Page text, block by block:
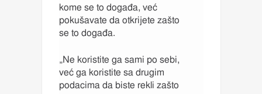
kome se to događa, već
pokušavate da otkrijete zašto
se to događa.
„Ne koristite ga sami po sebi,
već ga koristite sa drugim
podacima da biste rekli zašto